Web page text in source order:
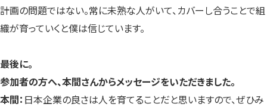
計画の問題ではない。常に未熟な人がいて、カバーし合うことで組
織が育っていくと僕は信じています。
最後に。
参加者の方へ、本間さんからメッセージをいただきました。
本間： 日本企業の良さは人を育てることだと思いますので、ぜひみ